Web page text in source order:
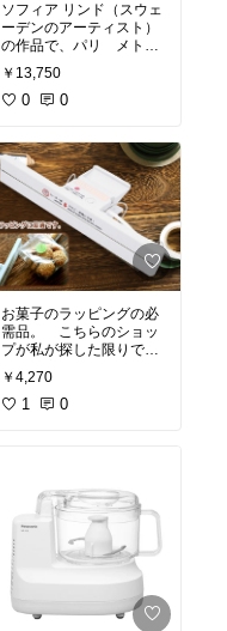
ソフィア リンド（スウェ
ーデンのアーティスト）
の作品で、パリ メトロ
コレクションの１つ。画
像より実物の方がさらに
良くて満足しています。
￥13,750
0 0
お菓子のラッピングの必
需品。 こちらのショッ
プが私が探した限りでは
￥4,270
1 0